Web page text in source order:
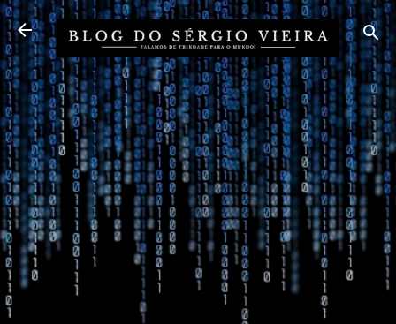
Pular para o conteúdo principal